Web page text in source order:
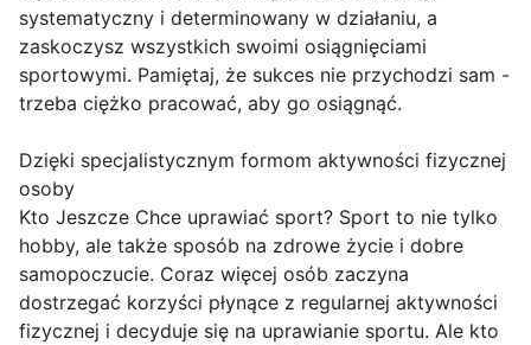
systematyczny i determinowany w działaniu, a
zaskoczysz wszystkich swoimi osiągnięciami
sportowymi. Pamiętaj, że sukces nie przychodzi sam -
trzeba ciężko pracować, aby go osiągnąć.
Dzięki specjalistycznym formom aktywności fizycznej
osoby
Kto Jeszcze Chce uprawiać sport? Sport to nie tylko
hobby, ale także sposób na zdrowe życie i dobre
samopoczucie. Coraz więcej osób zaczyna
dostrzegać korzyści płynące z regularnej aktywności
fizycznej i decyduje się na uprawianie sportu. Ale kto